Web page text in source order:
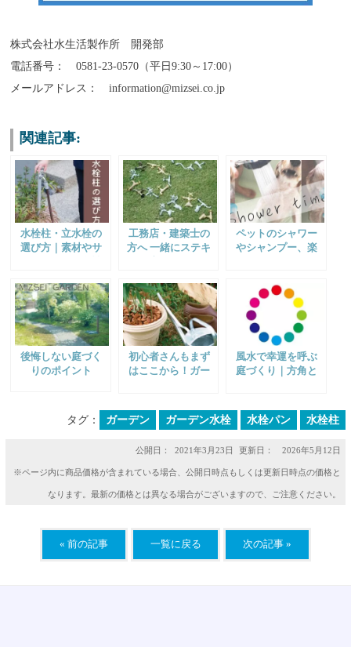
株式会社水生活製作所 開発部
電話番号： 0581-23-0570（平日9:30～17:00）
メールアドレス： information@mizsei.co.jp
関連記事:
水栓柱・立水栓の
選び方｜素材やサ
工務店・建築士の
方へ 一緒にステキ
ペットのシャワー
やシャンプー、楽
後悔しない庭づく
りのポイント
初心者さんもまず
はここから！ガー
風水で幸運を呼ぶ
庭づくり｜方角と
タグ：
ガーデン ガーデン水栓 水栓パン 水栓柱
公開日： 2021年3月23日 更新日： 2026年5月12日
※ページ内に商品価格が含まれている場合、公開日時点もしくは更新日時点の価格と
なります。最新の価格とは異なる場合がございますので、ご注意ください。
« 前の記事 一覧に戻る 次の記事 »